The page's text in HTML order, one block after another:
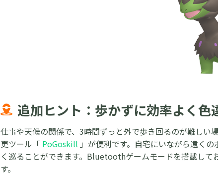
追加ヒント：歩かずに効率よく色
仕事や天候の関係で、3時間ずっと外で歩き回るのが難し
更ツール「 PoGoskill 」が便利です。自宅にいながら遠く
く巡ることができます。Bluetoothゲームモードを搭載し
す。